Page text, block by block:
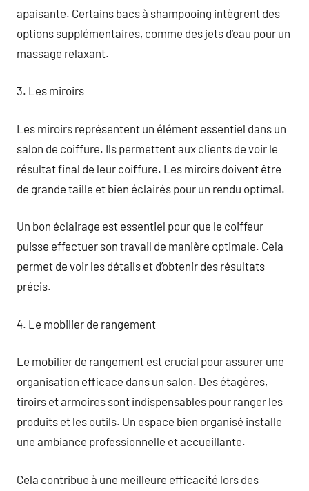
apaisante. Certains bacs à shampooing intègrent des
options supplémentaires, comme des jets d’eau pour un
massage relaxant.
3. Les miroirs
Les miroirs représentent un élément essentiel dans un
salon de coiffure. Ils permettent aux clients de voir le
résultat final de leur coiffure. Les miroirs doivent être
de grande taille et bien éclairés pour un rendu optimal.
Un bon éclairage est essentiel pour que le coiffeur
puisse effectuer son travail de manière optimale. Cela
permet de voir les détails et d’obtenir des résultats
précis.
4. Le mobilier de rangement
Le mobilier de rangement est crucial pour assurer une
organisation efficace dans un salon. Des étagères,
tiroirs et armoires sont indispensables pour ranger les
produits et les outils. Un espace bien organisé installe
une ambiance professionnelle et accueillante.
Cela contribue à une meilleure efficacité lors des